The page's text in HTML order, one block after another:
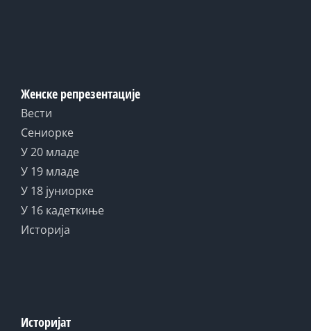
Женске репрезентације
Вести
Сениорке
У 20 младе
У 19 младе
У 18 јуниорке
У 16 кадеткиње
Историја
Историјат